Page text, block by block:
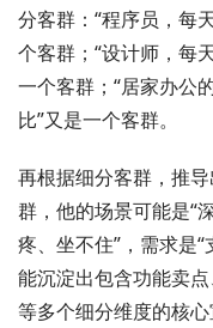
分客群：“程序员，每
个客群；“设计师，每
一个客群；“居家办公
比”又是一个客群。
再根据细分客群，推
群，他的场景可能是“
疼、坐不住”，需求是
能沉淀出包含功能卖
等多个细分维度的核